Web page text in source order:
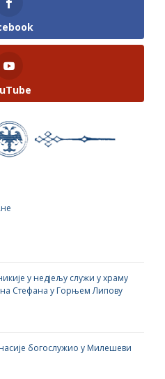
у недјељу служи у храму
Стефана у Горњем Липову
богослужио у Милешеви